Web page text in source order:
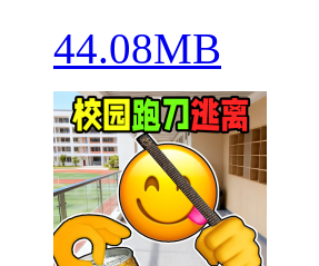
44.08MB